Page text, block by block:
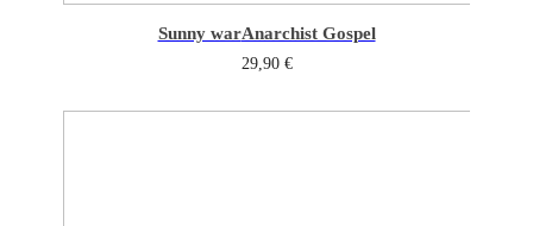
Sunny warAnarchist Gospel
29,90 €